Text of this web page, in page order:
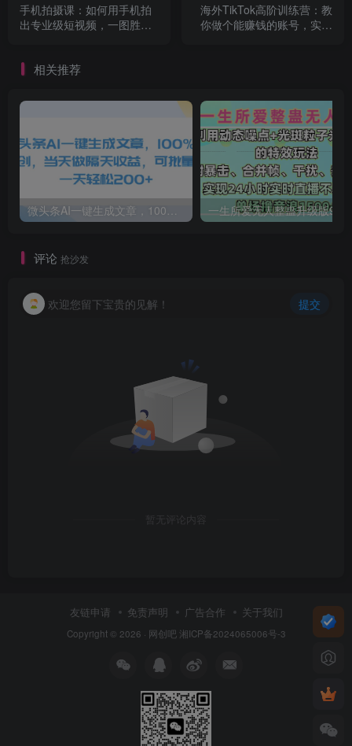
手机拍摄课：如何用手机拍
出专业级短视频，一图胜千
海外TikTok高阶训练营：教
你做个能赚钱的账号，实操
相关推荐
评论 抢沙发
欢迎您留下宝贵的见解！ 提交
暂无评论内容
友链申请 免责声明 广告合作 关于我们
Copyright © 2026 · 网创吧 湘ICP备2024065006号-3